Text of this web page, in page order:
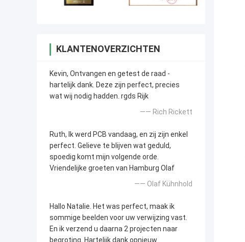
KLANTENOVERZICHTEN
Kevin, Ontvangen en getest de raad -
hartelijk dank. Deze zijn perfect, precies
wat wij nodig hadden. rgds Rijk
—— Rich Rickett
Ruth, Ik werd PCB vandaag, en zij zijn enkel
perfect. Gelieve te blijven wat geduld,
spoedig komt mijn volgende orde.
Vriendelijke groeten van Hamburg Olaf
—— Olaf Kühnhold
Hallo Natalie. Het was perfect, maak ik
sommige beelden voor uw verwijzing vast.
En ik verzend u daarna 2 projecten naar
begroting. Hartelijk dank opnieuw